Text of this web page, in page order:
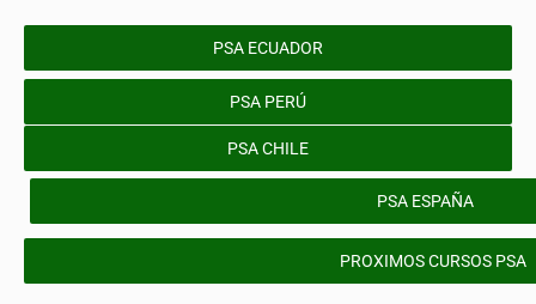
PSA ECUADOR
PSA PERÚ
PSA CHILE
PSA ESPAÑA
PROXIMOS CURSOS PSA